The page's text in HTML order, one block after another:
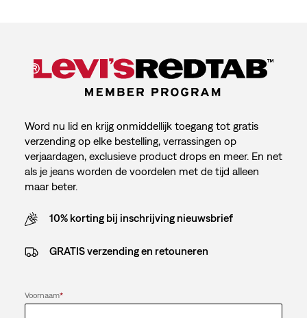
Word nu lid en krijg onmiddellijk toegang tot gratis
verzending op elke bestelling, verrassingen op
verjaardagen, exclusieve product drops en meer. En net
als je jeans worden de voordelen met de tijd alleen
maar beter.
10% korting bij inschrijving nieuwsbrief
GRATIS verzending en retouneren
Voornaam*